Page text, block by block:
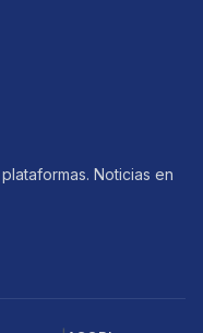
Noticias en